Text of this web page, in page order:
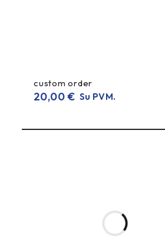
custom order
20,00€ Su PVM.